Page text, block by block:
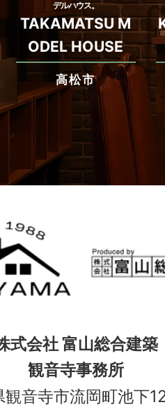
デルハウス。
TAKAMATSU M
ODEL HOUSE
高松市
式会社 富山総合建築
観音寺事務所
観音寺市流岡町池下